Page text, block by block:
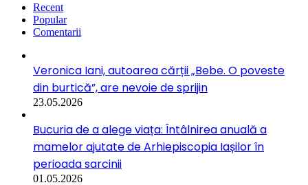
Recent
Popular
Comentarii
Veronica Iani, autoarea cărții „Bebe. O poveste
din burtică”, are nevoie de sprijin
23.05.2026
Bucuria de a alege viața: Întâlnirea anuală a
mamelor ajutate de Arhiepiscopia Iașilor în
perioada sarcinii
01.05.2026